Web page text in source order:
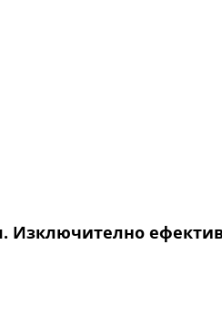
Изключително